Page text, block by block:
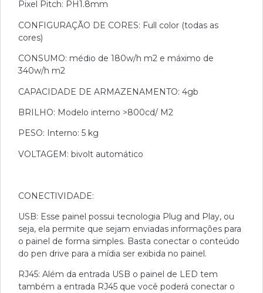
Pixel Pitch: PH1.8mm
CONFIGURAÇÃO DE CORES: Full color (todas as
cores)
CONSUMO: médio de 180w/h m2 e máximo de
340w/h m2
CAPACIDADE DE ARMAZENAMENTO: 4gb
BRILHO: Modelo interno >800cd/ M2
PESO: Interno: 5 kg
VOLTAGEM: bivolt automático
CONECTIVIDADE:
USB: Esse painel possui tecnologia Plug and Play, ou
seja, ela permite que sejam enviadas informações para
o painel de forma simples. Basta conectar o conteúdo
do pen drive para a mídia ser exibida no painel.
RJ45: Além da entrada USB o painel de LED tem
também a entrada RJ45 que você poderá conectar o